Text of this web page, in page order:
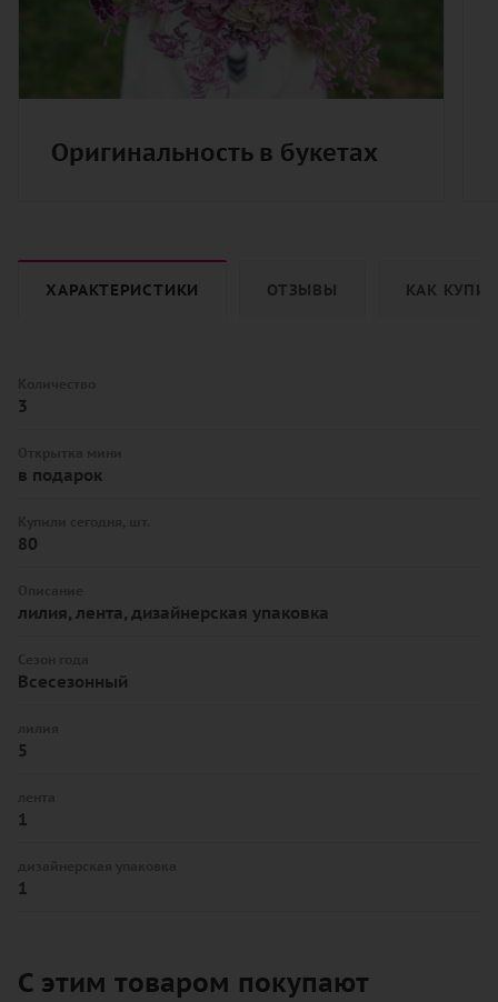
Оригинальность в букетах
ХАРАКТЕРИСТИКИ ОТЗЫВЫ КАК
3
в подарок
80
лилия, лента, дизайнерская упаковка
Всесезонный
5
1
1
С этим товаром покупают